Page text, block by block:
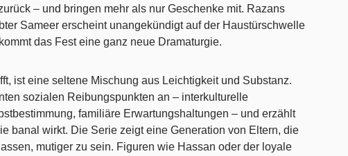
– und bringen mehr als nur Geschenke mit. Razans
Sameer erscheint unangekündigt auf der Haustürschwelle
das Fest eine ganz neue Dramaturgie.
ist eine seltene Mischung aus Leichtigkeit und Substanz.
sozialen Reibungspunkten an – interkulturelle
familiäre Erwartungshaltungen – und erzählt
banal wirkt. Die Serie zeigt eine Generation von Eltern, die
mutiger zu sein. Figuren wie Hassan oder der loyale